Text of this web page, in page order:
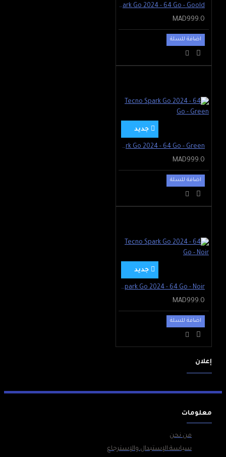
Tecno Spark Go 2024 - 64 Go - Goold
MAD999.0
اضافة للسلة
جديد
Tecno Spark Go 2024 - 64 Go - Green
MAD999.0
اضافة للسلة
جديد
Tecno Spark Go 2024 - 64 Go - Noir
MAD999.0
اضافة للسلة
إعلان
معلومات
من نحن
سياسة الإستبدال والإسترجاع